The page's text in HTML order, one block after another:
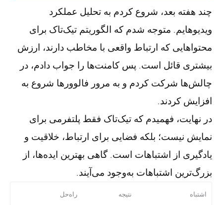
چند هفته بعد، شروع کردم به تحلیل عملکرد
ویدیوهایم. متوجه شدم که الگوریتم تیک‌تاک برای
محتواهایی که ارتباط واقعی با مخاطب دارند، ارزش
بیشتری قائل است. پس کامنت‌ها را جواب دادم، در
چالش‌ها شرکت کردم و به مرور فالوورها شروع به
افزایش کردند.
در نهایت، فهمیدم که تیک‌تاک فقط پلتفرمی برای
نمایش نیست؛ بلکه فضایی برای ارتباط، خلاقیت و
یادگیری از اشتباهات است. گاهی بهترین ایده‌ها، از
بزرگ‌ترین اشتباهات به‌وجود می‌آیند.
اشتباه نتیجه راه‌حل